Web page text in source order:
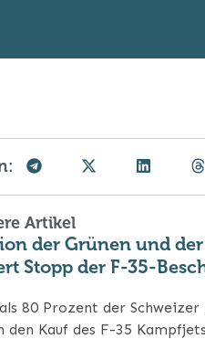
Artikel
der Grünen und der
Stopp der F-35-
80 Prozent der Schweizer
den Kauf des F-35